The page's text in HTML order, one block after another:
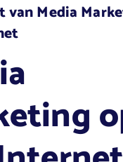
van Media